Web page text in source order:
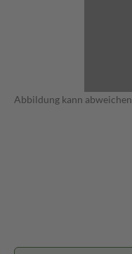
Abbildung kann abweichen